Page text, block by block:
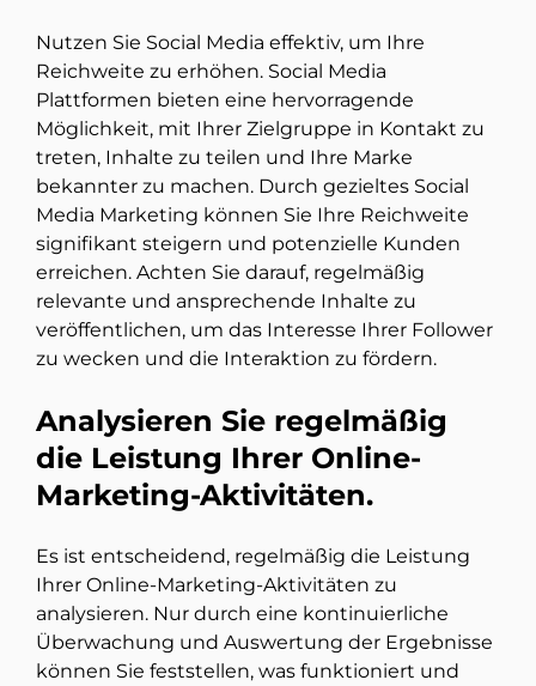
Nutzen Sie Social Media effektiv, um Ihre
Reichweite zu erhöhen. Social Media
Plattformen bieten eine hervorragende
Möglichkeit, mit Ihrer Zielgruppe in Kontakt zu
treten, Inhalte zu teilen und Ihre Marke
bekannter zu machen. Durch gezieltes Social
Media Marketing können Sie Ihre Reichweite
signifikant steigern und potenzielle Kunden
erreichen. Achten Sie darauf, regelmäßig
relevante und ansprechende Inhalte zu
veröffentlichen, um das Interesse Ihrer Follower
zu wecken und die Interaktion zu fördern.
Analysieren Sie regelmäßig
die Leistung Ihrer Online-
Marketing-Aktivitäten.
Es ist entscheidend, regelmäßig die Leistung
Ihrer Online-Marketing-Aktivitäten zu
analysieren. Nur durch eine kontinuierliche
Überwachung und Auswertung der Ergebnisse
können Sie feststellen, was funktioniert und